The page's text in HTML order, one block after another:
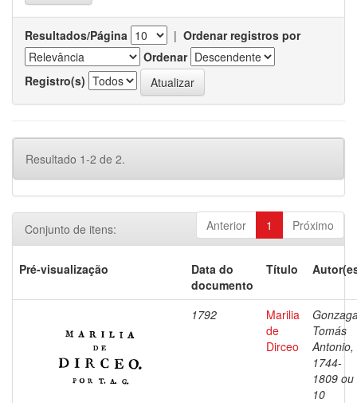
Resultados/Página | Ordenar registros por
Ordenar
Registro(s)
Resultado 1-2 de 2.
Anterior 1 Próximo
Conjunto de itens:
Pré-visualização
Data do
documento
Título
1792
Marilia
de
Dirceo
Tomás
Antonio,
1744-
1809 ou
10